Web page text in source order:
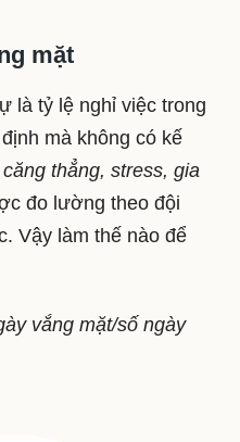
mặt
là tỷ lệ nghỉ việc trong
mà không có kế
thẳng, stress, gia
đo lường theo đội
Vậy làm thế nào để
vắng mặt/số ngày